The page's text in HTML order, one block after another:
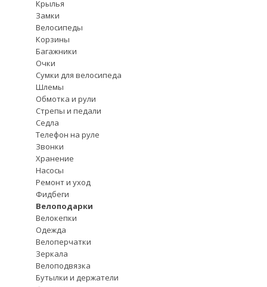
Крылья
Замки
Велосипеды
Корзины
Багажники
Очки
Сумки для велосипеда
Шлемы
Обмотка и рули
Стрепы и педали
Седла
Телефон на руле
Звонки
Хранение
Насосы
Ремонт и уход
Фидбеги
Велоподарки
Велокепки
Одежда
Велоперчатки
Зеркала
Велоподвязка
Бутылки и держатели